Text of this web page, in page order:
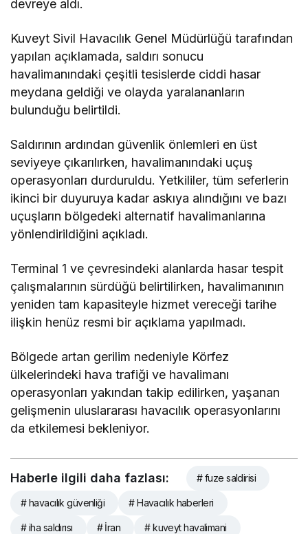
devreye aldı.
Kuveyt Sivil Havacılık Genel Müdürlüğü tarafından
yapılan açıklamada, saldırı sonucu
havalimanındaki çeşitli tesislerde ciddi hasar
meydana geldiği ve olayda yaralananların
bulunduğu belirtildi.
Saldırının ardından güvenlik önlemleri en üst
seviyeye çıkarılırken, havalimanındaki uçuş
operasyonları durduruldu. Yetkililer, tüm seferlerin
ikinci bir duyuruya kadar askıya alındığını ve bazı
uçuşların bölgedeki alternatif havalimanlarına
yönlendirildiğini açıkladı.
Terminal 1 ve çevresindeki alanlarda hasar tespit
çalışmalarının sürdüğü belirtilirken, havalimanının
yeniden tam kapasiteyle hizmet vereceği tarihe
ilişkin henüz resmi bir açıklama yapılmadı.
Bölgede artan gerilim nedeniyle Körfez
ülkelerindeki hava trafiği ve havalimanı
operasyonları yakından takip edilirken, yaşanan
gelişmenin uluslararası havacılık operasyonlarını
da etkilemesi bekleniyor.
Haberle ilgili daha fazlası: # fuze saldirisi
# havacılık güvenliği # Havacılık haberleri
# iha saldırısı # İran # kuveyt havalimani